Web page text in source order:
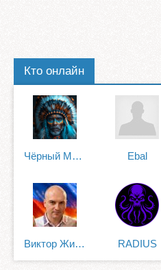
Кто онлайн
Чёрный Мамба Ebal
Виктор Жилин RADIUS